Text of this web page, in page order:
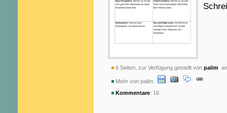
6 Seiten, zur Verfügung gestellt von palim
Mehr von palim:
Kommentare: 16